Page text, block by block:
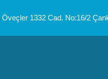
Öveçler 1332 Cad. No:16/2